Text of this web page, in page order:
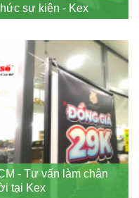
sự kiện - Kex
- Tư vấn làm chân
tại Kex